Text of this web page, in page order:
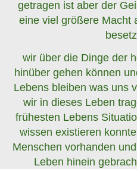
getragen ist aber der
eine viel größere Macht
wir über die Dinge der
hinüber gehen können
Lebens bleiben was uns
wir in dieses Leben
frühesten Lebens
wissen existieren
Menschen vorhanden
Leben hinein